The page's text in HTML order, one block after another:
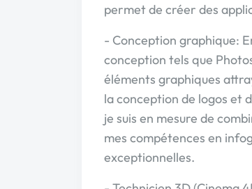
permet de créer des
- Conception graphique:
conception tels que
éléments graphiques
la conception de logos et
je suis en mesure de
mes compétences en
exceptionnelles.